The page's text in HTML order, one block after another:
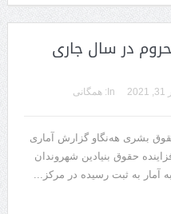
در سال جاری
In:
همگانی
۲۰۲۱ ،سازمان حقوق بشری هه‌نگاو گزارش آماری
حقوق بنیادین شهروندان
آمار به ثبت رسیده در مرکز...